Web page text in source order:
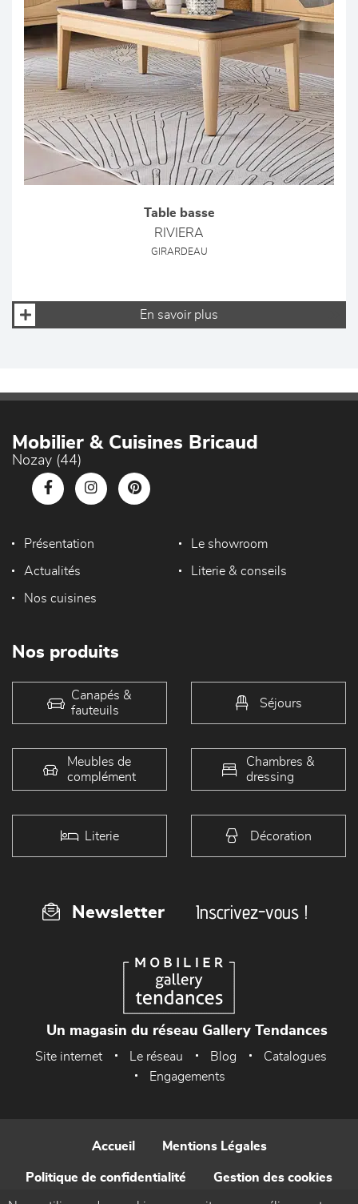
Table basse
RIVIERA
GIRARDEAU
En savoir plus
Mobilier & Cuisines Bricaud
Nozay (44)
Présentation Le showroom
Actualités Literie & conseils
Nos cuisines
Nos produits
Canapés &
fauteuils
Séjours
Meubles de
complément
Chambres &
dressing
Literie Décoration
Newsletter Inscrivez-vous !
Un magasin du réseau Gallery Tendances
Site internet Le réseau Blog
Catalogues
Engagements
Accueil Mentions Légales
Politique de confidentialité Gestion des cookies